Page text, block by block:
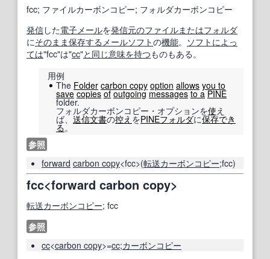
fcc; ファイルカーボンコピー; フォルダカーボンコピー
発信した電子メールを発信元のファイルまたはフォルダ
にそのまま保存する メールソフトの機能。 ソフト によっ
ては"fcc"は"cc"と同じ意味を持つものもある。
用例
The Folder carbon copy option allows you to
save copies of outgoing messages to a PINE
folder.
フォルダカーボンコピー・オプションを使え
ば、 送信文書の控え をPINEフォルダに保存でき
る。
参照
forward carbon copy<fcc>(転送カーボンコピー;fcc)
fcc<forward carbon copy>
転送カーボンコピー; fcc
参照
cc<carbon copy>=cc;カーボンコピー